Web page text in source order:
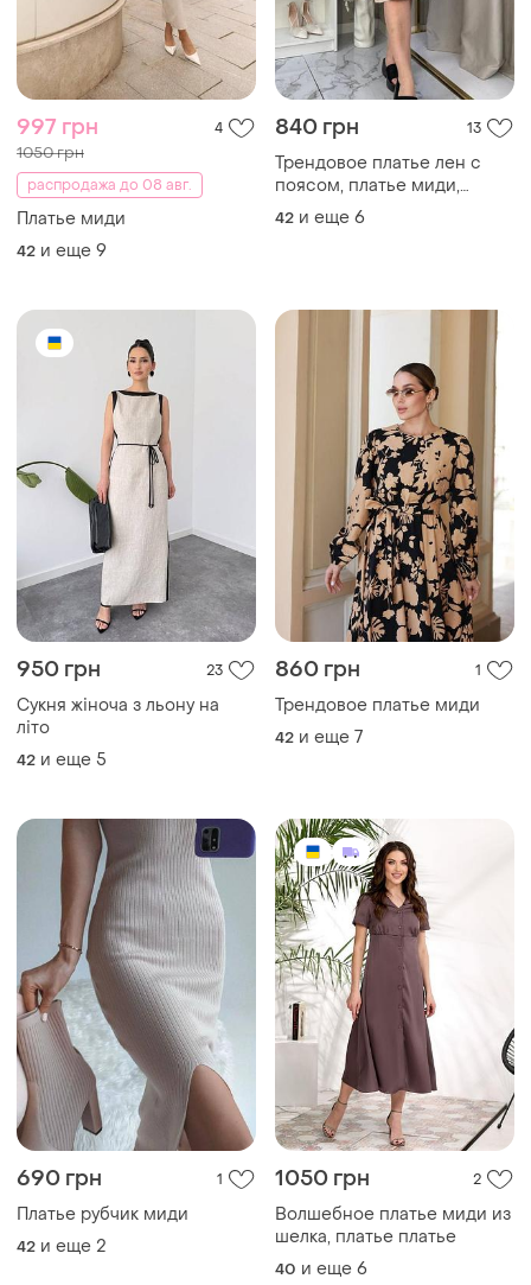
997 грн 4
1050 грн
распродажа до 08 авг.
Платье миди
42 и еще 9
840 грн 13
Трендовое платье лен с
поясом, платье миди,
платье батал
42 и еще 6
950 грн 23
Сукня жіноча з льону на
літо
42 и еще 5
860 грн 1
Трендовое платье миди
42 и еще 7
690 грн 1
Платье рубчик миди
42 и еще 2
1050 грн 2
Волшебное платье миди из
шелка, платье платье
40 и еще 6